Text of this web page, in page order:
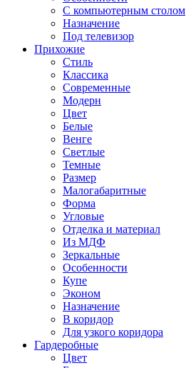
С компьютерным столом
Назначение
Под телевизор
Прихожие
Стиль
Классика
Современные
Модерн
Цвет
Белые
Венге
Светлые
Темные
Размер
Малогабаритные
Форма
Угловые
Отделка и материал
Из МДФ
Зеркальные
Особенности
Купе
Эконом
Назначение
В коридор
Для узкого коридора
Гардеробные
Цвет